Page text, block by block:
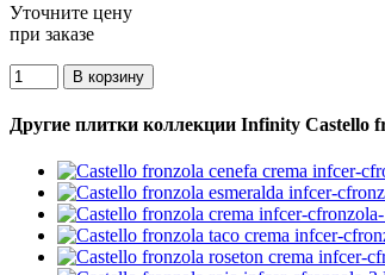
Уточните цену
при заказе
Другие плитки коллекции Infinity Castello